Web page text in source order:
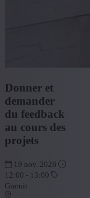
Donner et
demander
du feedback
au cours des
projets
19 nov. 2026
12:00 - 13:00
Gratuit